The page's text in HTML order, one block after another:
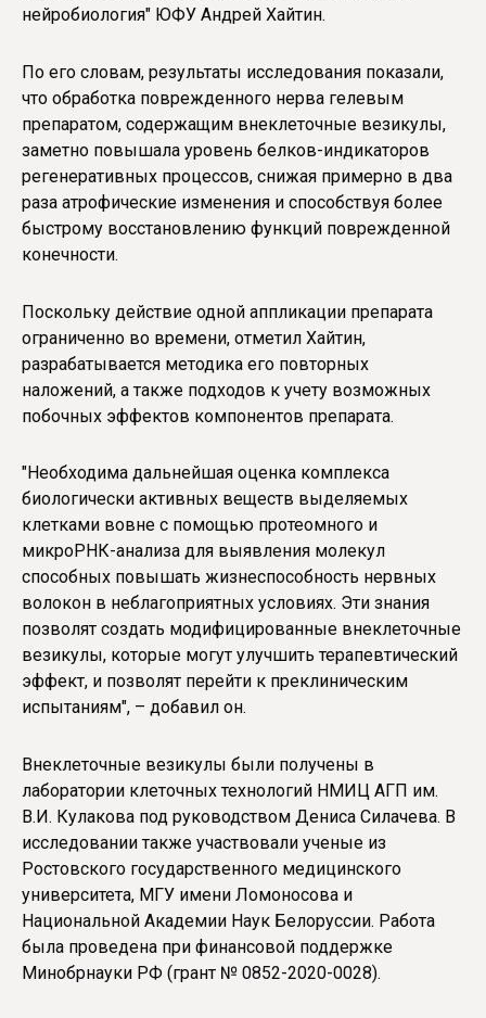
нейробиология" ЮФУ Андрей Хайтин.
По его словам, результаты исследования показали,
что обработка поврежденного нерва гелевым
препаратом, содержащим внеклеточные везикулы,
заметно повышала уровень белков-индикаторов
регенеративных процессов, снижая примерно в два
раза атрофические изменения и способствуя более
быстрому восстановлению функций поврежденной
конечности.
Поскольку действие одной аппликации препарата
ограниченно во времени, отметил Хайтин,
разрабатывается методика его повторных
наложений, а также подходов к учету возможных
побочных эффектов компонентов препарата.
"Необходима дальнейшая оценка комплекса
биологически активных веществ выделяемых
клетками вовне с помощью протеомного и
микроРНК-анализа для выявления молекул
способных повышать жизнеспособность нервных
волокон в неблагоприятных условиях. Эти знания
позволят создать модифицированные внеклеточные
везикулы, которые могут улучшить терапевтический
эффект, и позволят перейти к преклиническим
испытаниям", – добавил он.
Внеклеточные везикулы были получены в
лаборатории клеточных технологий НМИЦ АГП им.
В.И. Кулакова под руководством Дениса Силачева. В
исследовании также участвовали ученые из
Ростовского государственного медицинского
университета, МГУ имени Ломоносова и
Национальной Академии Наук Белоруссии. Работа
была проведена при финансовой поддержке
Минобрнауки РФ (грант № 0852-2020-0028).